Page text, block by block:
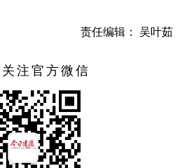
银龄合伙人”的信息网络，把就业
作，利用‘银龄合伙人’的信息网
人手上。村里那些有劳动能力、
口就能上岗，每月保底工资2000
来说，就是实打实的生活底气。
”队伍已汇聚了近200名志愿者，
责任编辑： 吴叶茹
注官方微信